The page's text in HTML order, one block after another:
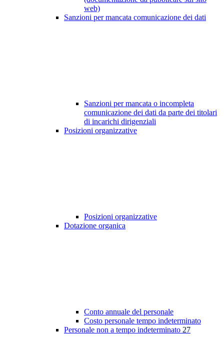
web)
Sanzioni per mancata comunicazione dei dati
Sanzioni per mancata o incompleta
comunicazione dei dati da parte dei titolari
di incarichi dirigenziali
Posizioni organizzative
Posizioni organizzative
Dotazione organica
Conto annuale del personale
Costo personale tempo indeterminato
Personale non a tempo indeterminato 27